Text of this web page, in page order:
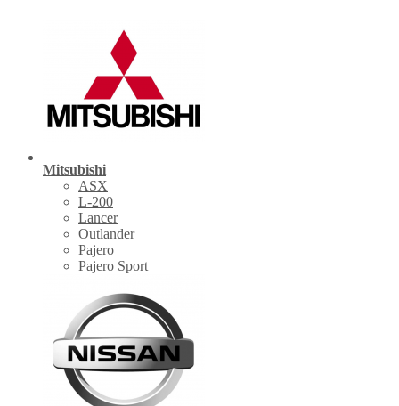
Mitsubishi
ASX
L-200
Lancer
Outlander
Pajero
Pajero Sport